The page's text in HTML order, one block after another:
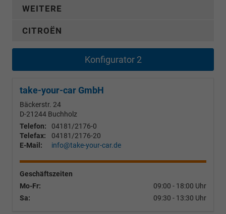
WEITERE
CITROËN
Konfigurator 2
take-your-car GmbH
Bäckerstr. 24
D-21244 Buchholz
Telefon:
04181/2176-0
Telefax:
04181/2176-20
E-Mail:
info@take-your-car.de
Geschäftszeiten
Mo-Fr:
09:00 - 18:00 Uhr
Sa:
09:30 - 13:30 Uhr